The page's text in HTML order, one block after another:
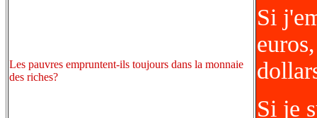
Les pauvres empruntent-ils toujours dans la monnaie
des riches?
Si
Si je